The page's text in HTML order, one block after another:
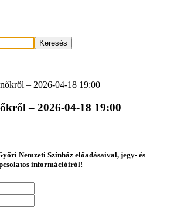
Keresés
– 2026-04-18 19:00
– 2026-04-18 19:00
Nemzeti Színház előadásaival, jegy- és
információiról!